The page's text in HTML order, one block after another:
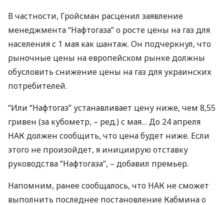
В частности, Гройсман расценил заявление
менеджмента “Нафтогаза” о росте цены на газ для
населения с 1 мая как шантаж. Он подчеркнул, что
рыночные цены на европейском рынке должны
обусловить снижение цены на газ для украинских
потребителей.
“Или “Нафтогаз” устанавливает цену ниже, чем 8,55
гривен (за кубометр, – ред.) с мая… До 24 апреля
НАКдолжен сообщить, что цена будет ниже. Если
этого не произойдет, я инициирую отставку
руководства “Нафтогаза”, – добавил премьер.
Напомним, ранее сообщалось, что НАК не сможет
выполнить последнее постановление Кабмина о